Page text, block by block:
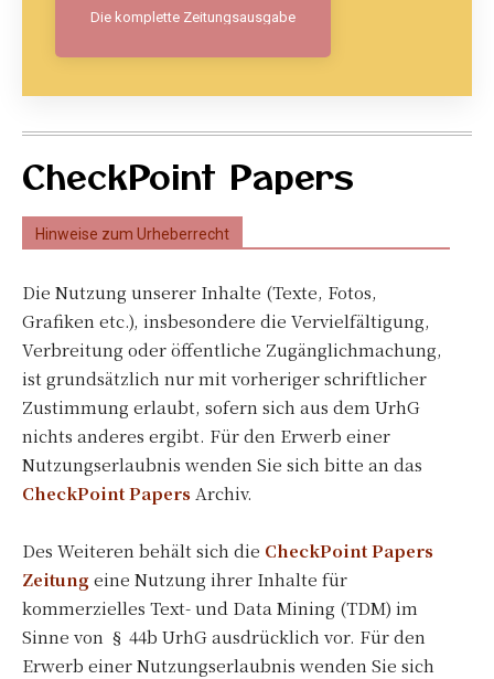
Die komplette Zeitungsausgabe
CheckPoint Papers
Hinweise zum Urheberrecht
Die Nutzung unserer Inhalte (Texte, Fotos,
Grafiken etc.), insbesondere die Vervielfältigung,
Verbreitung oder öffentliche Zugänglichmachung,
ist grundsätzlich nur mit vorheriger schriftlicher
Zustimmung erlaubt, sofern sich aus dem UrhG
nichts anderes ergibt. Für den Erwerb einer
Nutzungserlaubnis wenden Sie sich bitte an das
CheckPoint Papers Archiv.
Des Weiteren behält sich die CheckPoint Papers
Zeitungeine Nutzung ihrer Inhalte für
kommerzielles Text- und Data Mining (TDM) im
Sinne von § 44b UrhG ausdrücklich vor. Für den
Erwerb einer Nutzungserlaubnis wenden Sie sich